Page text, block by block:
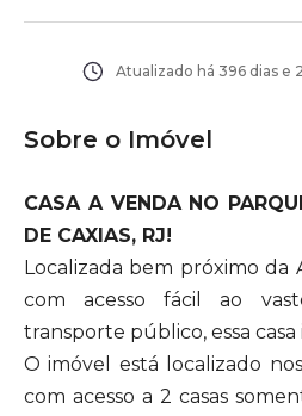
Atualizado há 396 dias e
Sobre o Imóvel
CASA A VENDA NO
DE CAXIAS, RJ!
Localizada bem próximo da
com acesso fácil ao
transporte público, essa
O imóvel está localizado
com acesso a 2 casas